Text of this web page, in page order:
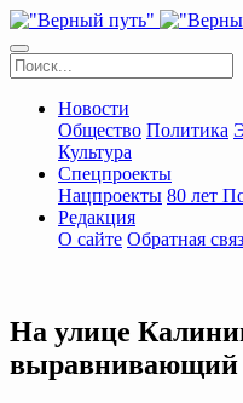
Новости
Общество Политика
Культура
Спецпроекты
Нацпроекты 80 лет
Редакция
О сайте Обратная
На улице
выравнивающий